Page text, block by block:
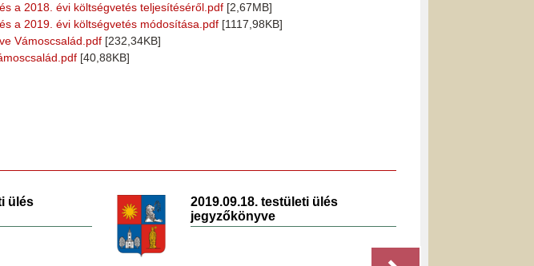
a 2018. évi költségvetés teljesítéséről.pdf [2,67MB]
a 2019. évi költségvetés módosítása.pdf [1117,98KB]
Vámoscsalád.pdf [232,34KB]
[40,88KB]
ülés
2019.09.18. testületi ülés
jegyzőkönyve